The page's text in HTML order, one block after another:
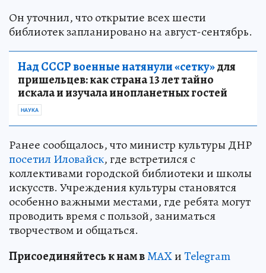
Он уточнил, что открытие всех шести
библиотек запланировано на август-сентябрь.
Над СССР военные натянули «сетку»для
пришельцев: как страна 13 лет тайно
искала и изучала инопланетных гостей
НАУКА
Ранее сообщалось, что министр культуры ДНР
посетил Иловайск, где встретился с
коллективами городской библиотеки и школы
искусств. Учреждения культуры становятся
особенно важными местами, где ребята могут
проводить время с пользой, заниматься
творчеством и общаться.
Присоединяйтесь к нам вMAXиTelegram